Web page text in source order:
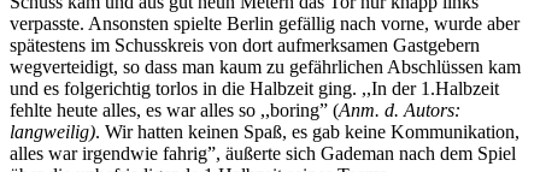
verpasste. Ansonsten spielte Berlin gefällig nach vorne, wurde aber
spätestens im Schusskreis von dort aufmerksamen Gastgebern
wegverteidigt, so dass man kaum zu gefährlichen Abschlüssen kam
und es folgerichtig torlos in die Halbzeit ging. ,,In der 1.Halbzeit
fehlte heute alles, es war alles so ,,boring” (Anm. d. Autors:
langweilig). Wir hatten keinen Spaß, es gab keine Kommunikation,
alles war irgendwie fahrig”, äußerte sich Gademan nach dem Spiel